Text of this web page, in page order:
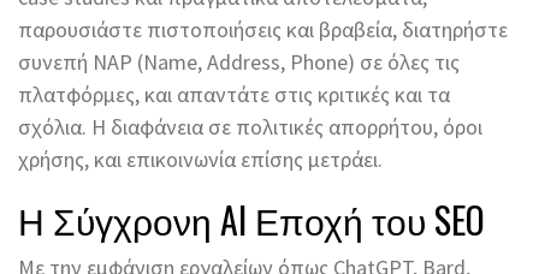
παρουσιάστε πιστοποιήσεις και βραβεία, διατηρήστε
συνεπή NAP (Name, Address, Phone) σε όλες τις
πλατφόρμες, και απαντάτε στις κριτικές και τα
σχόλια. Η διαφάνεια σε πολιτικές απορρήτου, όροι
χρήσης, και επικοινωνία επίσης μετράει.
Η Σύγχρονη AI Εποχή του SEO
Με την εμφάνιση εργαλείων όπως ChatGPT, Bard,